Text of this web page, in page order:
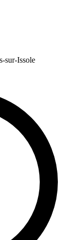
sur-Issole